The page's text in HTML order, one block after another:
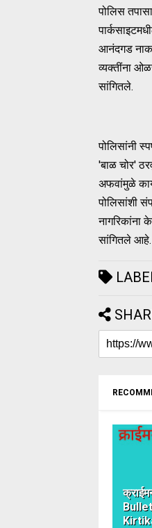
पोलिस
आनंदगड नाका
व्यक्तींना
सांगितले.
पोलिसांनी
'बाळ चोर'
अफवांमुळे
पोलिसांशी
नागरिकांना
सांगितले आहे.